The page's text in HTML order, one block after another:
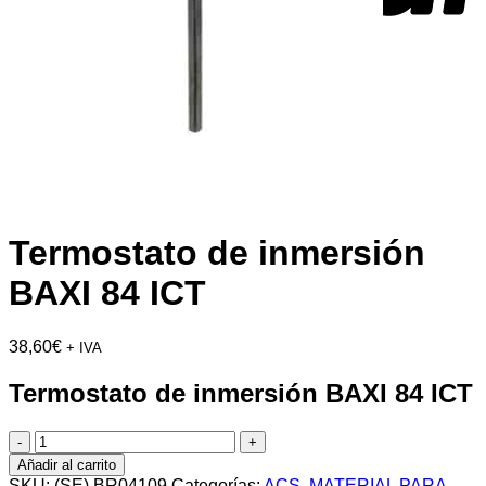
Termostato de inmersión
BAXI 84 ICT
38,60€ + IVA
Termostato de inmersión BAXI 84 ICT
Termostato
de
inmersión
Añadir al carrito